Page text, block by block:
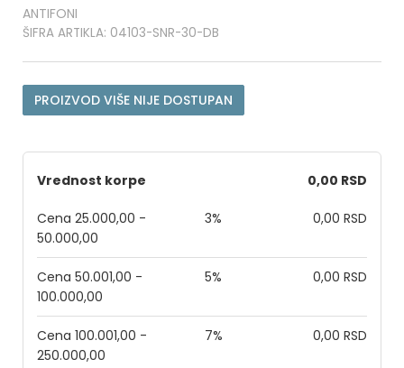
ANTIFONI
ŠIFRA ARTIKLA: 04103-SNR-30-DB
PROIZVOD VIŠE NIJE DOSTUPAN
Vrednost korpe 0,00 RSD
Cena 25.000,00 -
50.000,00
3% 0,00 RSD
Cena 50.001,00 -
100.000,00
5% 0,00 RSD
Cena 100.001,00 -
250.000,00
7% 0,00 RSD